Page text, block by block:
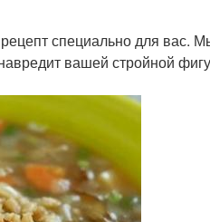
специально для вас.
вашей стройной